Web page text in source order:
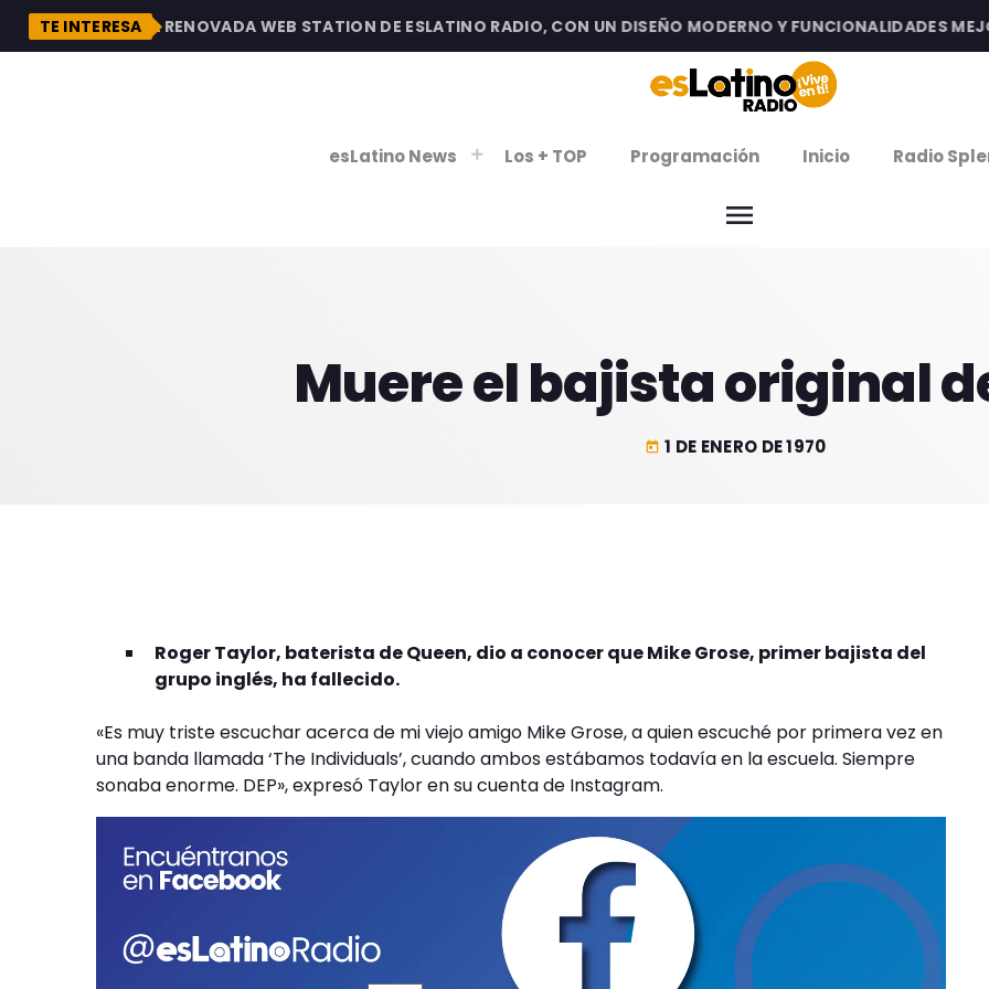
TE INTERESA
DESCUBRE LA RENOVADA WEB STATION DE ESLATINO RADIO, CON UN DISEÑO MODERNO Y FUNCIONALIDADES
esLatino News Los + TOP Programación Inicio Radio
menu
PROGRAMACIÓN
Muere el bajista original
today 1 DE ENERO DE 1970
Roger Taylor, baterista de Queen, dio a conocer que Mike Grose, primer bajista del
grupo inglés, ha fallecido.
«Es muy triste escuchar acerca de mi viejo amigo Mike Grose, a quien escuché por primera vez en
una banda llamada ‘The Individuals’, cuando ambos estábamos todavía en la escuela. Siempre
sonaba enorme. DEP», expresó Taylor en su cuenta de Instagram.